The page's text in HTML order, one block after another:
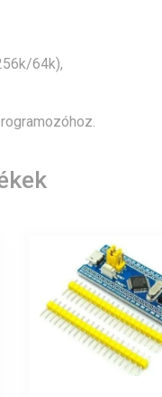
64k),